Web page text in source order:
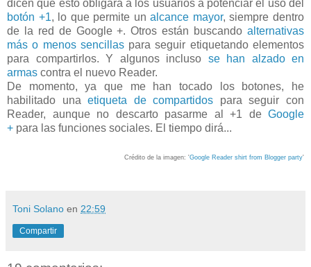
dicen que esto obligará a los usuarios a potenciar el uso del
botón +1, lo que permite unalcance mayor, siempre dentro
de la red de Google +. Otros están buscando alternativas
más o menos sencillaspara seguir etiquetando elementos
para compartirlos. Y algunos incluso se han alzado en
armas contra el nuevo Reader.
De momento, ya que me han tocado los botones, he
habilitado unaetiqueta de compartidos para seguir con
Reader, aunque no descarto pasarme al +1 de Google
+ para las funciones sociales. El tiempo dirá...
Crédito de la imagen: 'Google Reader shirt from Blogger party'
Toni Solano en 22:59
Compartir